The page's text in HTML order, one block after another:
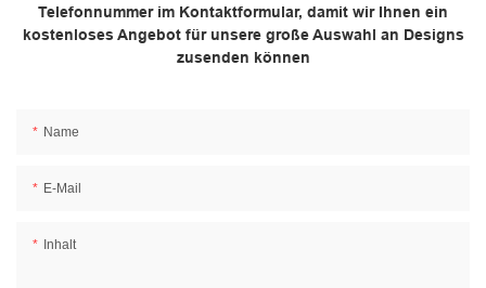
Telefonnummer im Kontaktformular, damit wir Ihnen ein
kostenloses Angebot für unsere große Auswahl an Designs
zusenden können
Name
E-Mail
Inhalt